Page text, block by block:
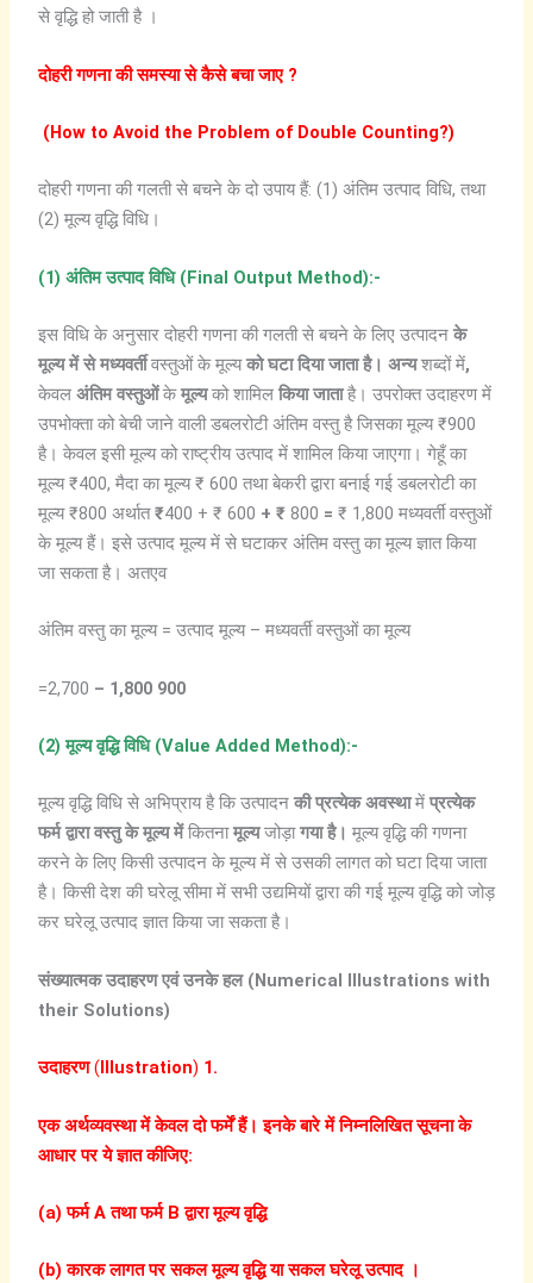
से वृद्धि हो जाती है ।
दोहरी गणना की समस्या से कैसे बचा जाए?
(How to Avoid the Problem of Double Counting?)
दोहरी गणना की गलती से बचने के दो उपाय हैं: (1) अंतिम उत्पाद विधि, तथा
(2) मूल्य वृद्धि विधि।
(1) अंतिमउत्पादविधि (Final Output Method):-
इस विधि के अनुसार दोहरी गणना की गलती से बचने के लिए उत्पादन के
मूल्यमेंसेमध्यवर्तीवस्तुओं के मूल्यकोघटादियाजाताहै। अन्यशब्दों में,
केवल अंतिमवस्तुओंकेमूल्यको शामिल कियाजाताहै। उपरोक्त उदाहरण में
उपभोक्ता को बेची जाने वाली डबलरोटी अंतिम वस्तु है जिसका मूल्य ₹900
है। केवल इसी मूल्य को राष्ट्रीय उत्पाद में शामिल किया जाएगा। गेहूँ का
मूल्य ₹400, मैदा का मूल्य ₹ 600 तथा बेकरी द्वारा बनाई गई डबलरोटी का
मूल्य ₹800 अर्थात₹400 + ₹ 600 + ₹ 800 = ₹ 1,800 मध्यवर्ती वस्तुओं
के मूल्य हैं। इसे उत्पाद मूल्य में से घटाकर अंतिम वस्तु का मूल्य ज्ञात किया
जा सकता है। अतएव
अंतिम वस्तु का मूल्य = उत्पाद मूल्य – मध्यवर्ती वस्तुओं का मूल्य
=2,700 – 1,800 900
(2)मूल्यवृद्धिविधि (Value Added Method):-
मूल्य वृद्धि विधि से अभिप्राय है कि उत्पादन की प्रत्येक अवस्थामें प्रत्येक
फर्मद्वारावस्तुकेमूल्यमेंकितनामूल्यजोड़ागयाहै। मूल्य वृद्धि की गणना
करने के लिए किसी उत्पादन के मूल्य में से उसकी लागत को घटा दिया जाता
है। किसी देश की घरेलू सीमा में सभी उद्यमियों द्वारा की गई मूल्य वृद्धि को जोड़
कर घरेलू उत्पाद ज्ञात किया जा सकता है।
संख्यात्मक उदाहरण एवं उनके हल (Numerical Illustrations with
their Solutions)
उदाहरण(Illustration) 1.
एकअर्थव्यवस्थामेंकेवलदोफर्मेंहैं।इनकेबारेमेंनिम्नलिखितसूचनाके
आधारपरयेज्ञातकीजिए:
(a)फर्म Aतथाफर्म Bद्वारामूल्यवृद्धि
(b)कारकलागतपरसकलमूल्य वृद्धियासकलघरेलूउत्पाद ।